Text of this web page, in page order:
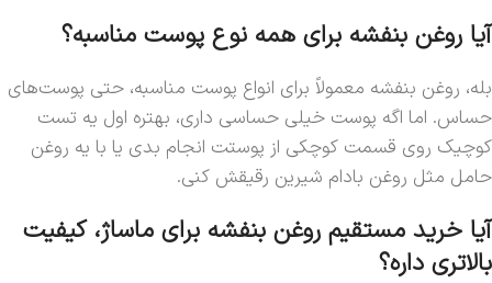
آیا روغن بنفشه برای همه نوع پوست مناسبه؟
بله، روغن بنفشه معمولاً برای انواع پوست مناسبه، حتی پوست‌های
حساس. اما اگه پوست خیلی حساسی داری، بهتره اول یه تست
کوچیک روی قسمت کوچکی از پوستت انجام بدی یا با یه روغن
حامل مثل روغن بادام شیرین رقیقش کنی.
آیا خرید مستقیم روغن بنفشه برای ماساژ، کیفیت
بالاتری داره؟